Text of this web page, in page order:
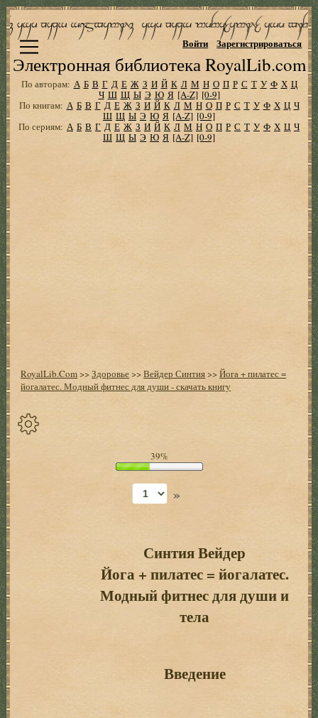
Электронная библиотека RoyalLib.com
Войти Зарегистрироваться
По авторам: А Б В Г Д Е Ж З И Й К Л М Н О П Р С Т У Ф Х Ц
Ч Ш Щ Ы Э Ю Я [A-Z] [0-9]
По книгам: А Б В Г Д Е Ж З И Й К Л М Н О П Р С Т У Ф Х Ц Ч
Ш Щ Ы Э Ю Я [A-Z] [0-9]
По сериям: А Б В Г Д Е Ж З И Й К Л М Н О П Р С Т У Ф Х Ц Ч
Ш Щ Ы Э Ю Я [A-Z] [0-9]
RoyalLib.Com>>Здоровье>>Вейдер Синтия>>Йога + пилатес =
йогалатес. Модный фитнес для души - скачать книгу
Оглавление
39%
»
Синтия Вейдер
Йога + пилатес = йогалатес.
Модный фитнес для души и
тела
Введение